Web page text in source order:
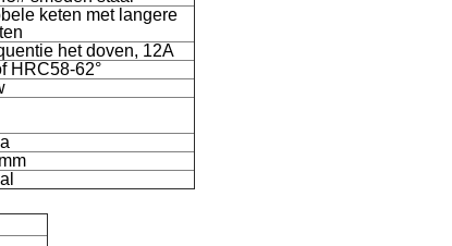
keten met langere
het doven, 12A
HRC58-62°